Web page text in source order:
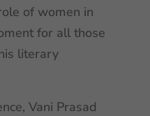
of women in
for all those
literary
Vani Prasad